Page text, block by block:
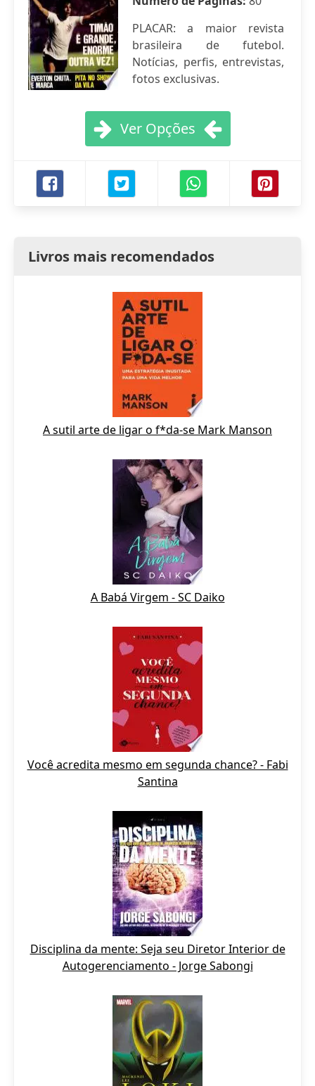
PLACAR: a maior revista
brasileira de futebol.
Notícias, perfis, entrevistas,
fotos exclusivas.
Ver Opções
Livros mais recomendados
A sutil arte de ligar o f*da-se Mark Manson
A Babá Virgem - SC Daiko
Você acredita mesmo em segunda chance? - Fabi
Santina
Disciplina da mente: Seja seu Diretor Interior de
Autogerenciamento - Jorge Sabongi